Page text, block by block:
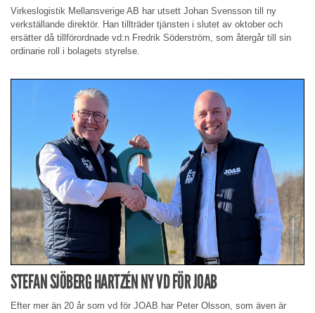
Virkeslogistik Mellansverige AB har utsett Johan Svensson till ny
verkställande direktör. Han tillträder tjänsten i slutet av oktober och
ersätter då tillförordnade vd:n Fredrik Söderström, som återgår till sin
ordinarie roll i bolagets styrelse.
STEFAN SJÖBERG HARTZÉN NY VD FÖR JOAB
Efter mer än 20 år som vd för JOAB har Peter Olsson, som även är